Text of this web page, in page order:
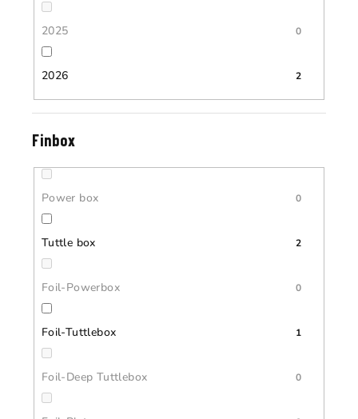
2025 0
2026 2
Finbox
Power box 0
Tuttle box 2
Foil-Powerbox 0
Foil-Tuttlebox 1
Foil-Deep Tuttlebox 0